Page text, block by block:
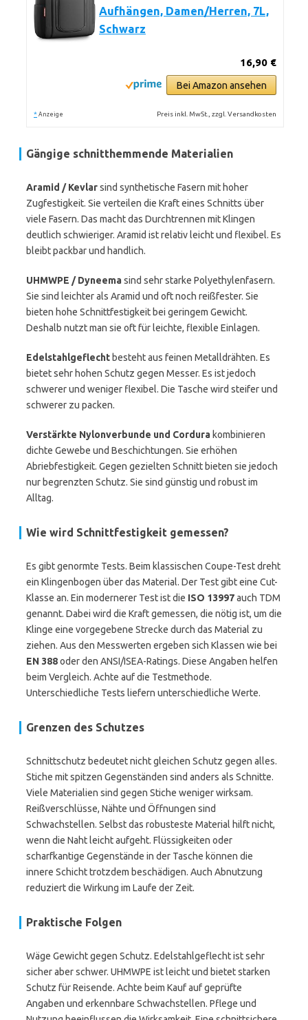
Aufhängen, Damen/Herren, 7L,
Schwarz
16,90 €
Bei Amazon ansehen
* Anzeige Preis inkl. MwSt., zzgl. Versandkosten
Gängige schnitthemmende Materialien
Aramid / Kevlarsind synthetische Fasern mit hoher
Zugfestigkeit. Sie verteilen die Kraft eines Schnitts über
viele Fasern. Das macht das Durchtrennen mit Klingen
deutlich schwieriger. Aramid ist relativ leicht und flexibel. Es
bleibt packbar und handlich.
UHMWPE / Dyneemasind sehr starke Polyethylenfasern.
Sie sind leichter als Aramid und oft noch reißfester. Sie
bieten hohe Schnittfestigkeit bei geringem Gewicht.
Deshalb nutzt man sie oft für leichte, flexible Einlagen.
Edelstahlgeflecht besteht aus feinen Metalldrähten. Es
bietet sehr hohen Schutz gegen Messer. Es ist jedoch
schwerer und weniger flexibel. Die Tasche wird steifer und
schwerer zu packen.
Verstärkte Nylonverbunde und Cordura kombinieren
dichte Gewebe und Beschichtungen. Sie erhöhen
Abriebfestigkeit. Gegen gezielten Schnitt bieten sie jedoch
nur begrenzten Schutz. Sie sind günstig und robust im
Alltag.
Wie wird Schnittfestigkeit gemessen?
Es gibt genormte Tests. Beim klassischen Coupe-Test dreht
ein Klingenbogen über das Material. Der Test gibt eine Cut-
Klasse an. Ein modernerer Test ist die ISO 13997auch TDM
genannt. Dabei wird die Kraft gemessen, die nötig ist, um die
Klinge eine vorgegebene Strecke durch das Material zu
ziehen. Aus den Messwerten ergeben sich Klassen wie bei
EN 388oder den ANSI/ISEA-Ratings. Diese Angaben helfen
beim Vergleich. Achte auf die Testmethode.
Unterschiedliche Tests liefern unterschiedliche Werte.
Grenzen des Schutzes
Schnittschutz bedeutet nicht gleichen Schutz gegen alles.
Stiche mit spitzen Gegenständen sind anders als Schnitte.
Viele Materialien sind gegen Stiche weniger wirksam.
Reißverschlüsse, Nähte und Öffnungen sind
Schwachstellen. Selbst das robusteste Material hilft nicht,
wenn die Naht leicht aufgeht. Flüssigkeiten oder
scharfkantige Gegenstände in der Tasche können die
innere Schicht trotzdem beschädigen. Auch Abnutzung
reduziert die Wirkung im Laufe der Zeit.
Praktische Folgen
Wäge Gewicht gegen Schutz. Edelstahlgeflecht ist sehr
sicher aber schwer. UHMWPE ist leicht und bietet starken
Schutz für Reisende. Achte beim Kauf auf geprüfte
Angaben und erkennbare Schwachstellen. Pflege und